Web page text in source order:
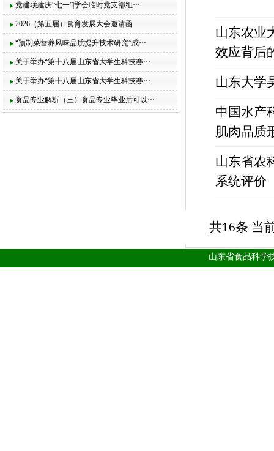
党建联建庆“七一”|学会临时党支部组···
2026（第五届）食育发展大会邀请函
“预制菜营养风味品质提升技术研究”成···
关于举办“第十八届山东省大学生科技赛···
关于举办“第十八届山东省大学生科技赛···
食品专业解析（三）食品专业毕业后可以···
山东农业
效应背后
山东大学
中国水产
肌肉品质
山东省农
系统评价
共16条 当
山东省食品科